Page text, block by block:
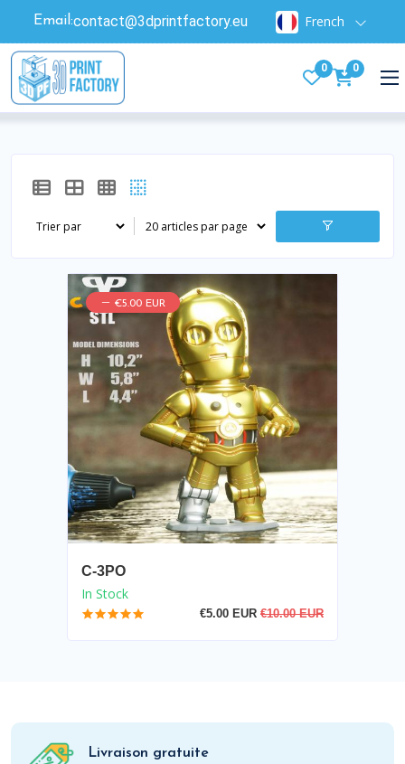
Email:contact@3dprintfactory.eu French
0 0
€5.00 EUR
C-3PO
In Stock
€5.00 EUR €10.00 EUR
Livraison gratuite